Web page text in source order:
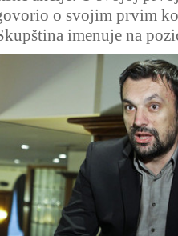
o svojim prvim
imenuje na